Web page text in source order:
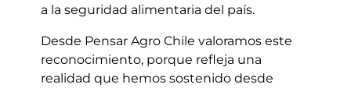
a la seguridad alimentaria del país.
Desde Pensar Agro Chile valoramos este
reconocimiento, porque refleja una
realidad que hemos sostenido desde